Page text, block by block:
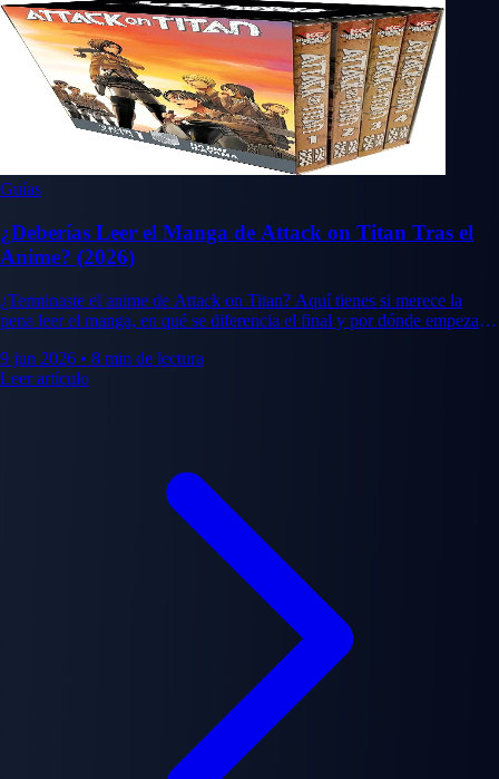
Guías
¿Deberías Leer el Manga de Attack on Titan Tras el
Anime? (2026)
¿Terminaste el anime de Attack on Titan? Aquí tienes si merece la
pena leer el manga, en qué se diferencia el final y por dónde empezar y
9 jun 2026 • 8 min de lectura
Leer artículo